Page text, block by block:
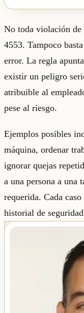
No toda violación
4553. Tampoco
error. La regla
existir un peligro
atribuible al
pese al riesgo.
Ejemplos posibles
máquina, ordenar
ignorar quejas
a una persona a una
requerida. Cada
historial de